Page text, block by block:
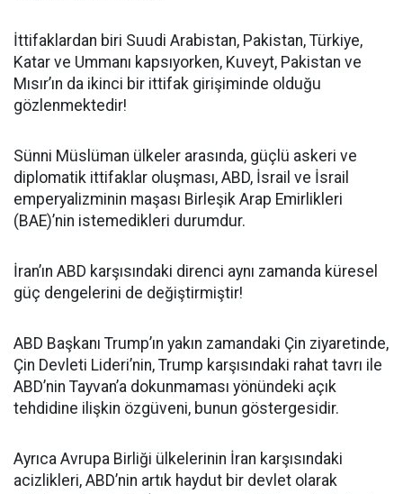
İttifaklardan biri Suudi Arabistan, Pakistan, Türkiye,
Katar ve Ummanı kapsıyorken, Kuveyt, Pakistan ve
Mısır’ın da ikinci bir ittifak girişiminde olduğu
gözlenmektedir!
Sünni Müslüman ülkeler arasında, güçlü askeri ve
diplomatik ittifaklar oluşması, ABD, İsrail ve İsrail
emperyalizminin maşası Birleşik Arap Emirlikleri
(BAE)’nin istemedikleri durumdur.
İran’ın ABD karşısındaki direnci aynı zamanda küresel
güç dengelerini de değiştirmiştir!
ABD Başkanı Trump’ın yakın zamandaki Çin ziyaretinde,
Çin Devleti Lideri’nin, Trump karşısındaki rahat tavrı ile
ABD’nin Tayvan’a dokunmaması yönündeki açık
tehdidine ilişkin özgüveni, bunun göstergesidir.
Ayrıca Avrupa Birliği ülkelerinin İran karşısındaki
acizlikleri, ABD’nin artık haydut bir devlet olarak